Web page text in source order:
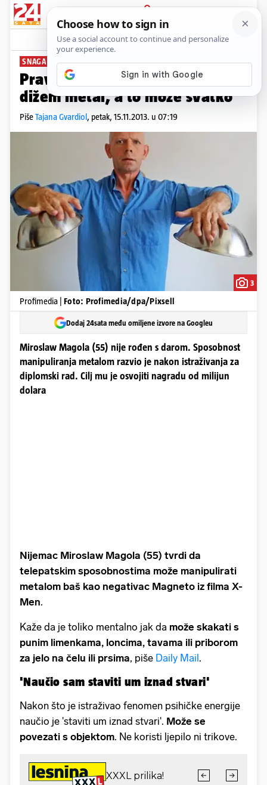
PRIJAVA
News Komentari
SNAGA UMA
Pravi 'Magneto': Telepatijom
dižem metal, a to može svatko
PišeTajana Gvardiol, petak, 15.11.2013. u 07:19
3
Profimedia | Foto: Profimedia/dpa/Pixsell
Dodaj 24sata među omiljene izvore na Googleu
Miroslaw Magola (55) nije rođen s darom. Sposobnost
manipuliranja metalom razvio je nakon istraživanja za
diplomski rad. Cilj mu je osvojiti nagradu od milijun
dolara
Nijemac Miroslaw Magola (55) tvrdi da
telepatskim sposobnostima može manipulirati
metalom baš kao negativac Magneto iz filma X-
Men.
Kaže da je toliko mentalno jak da može skakati s
punim limenkama, loncima, tavama ili priborom
za jelo na čelu ili prsima, piše Daily Mail .
'Naučio sam staviti um iznad stvari'
Nakon što je istraživao fenomen psihičke energije
naučio je 'staviti um iznad stvari'. Može se
povezati s objektom. Ne koristi ljepilo ni trikove.